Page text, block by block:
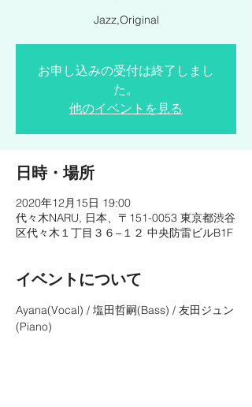
Jazz,Original
お申し込みの受付は終了しまし
た。
他のイベントを見る
日時・場所
2020年12月15日 19:00
代々木NARU, 日本、〒151-0053 東京都渋谷
区代々木１丁目３６−１２ 中央防雷ビルB1F
イベントについて
Ayana(Vocal) / 塩田哲嗣(Bass) / 友田ジュン
(Piano)